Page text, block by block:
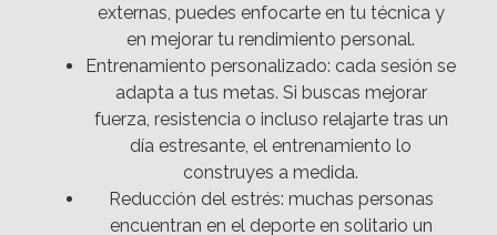
externas, puedes enfocarte en tu técnica y
en mejorar tu rendimiento personal.
Entrenamiento personalizado: cada sesión se
adapta a tus metas. Si buscas mejorar
fuerza, resistencia o incluso relajarte tras un
día estresante, el entrenamiento lo
construyes a medida.
Reducción del estrés: muchas personas
encuentran en el deporte en solitario un